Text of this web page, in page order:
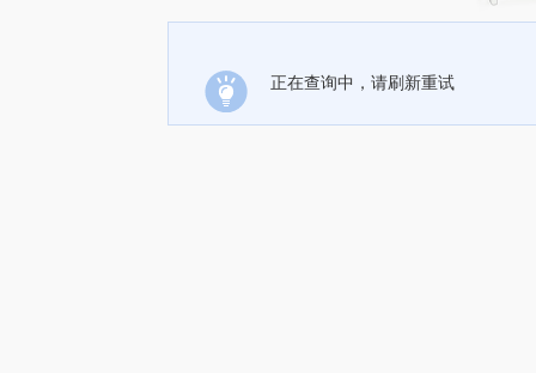
正在查询中，请刷新重试